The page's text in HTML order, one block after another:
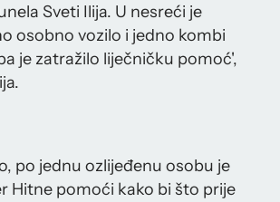
Sveti Ilija. U nesreći je
osobno vozilo i jedno kombi
je zatražilo liječničku pomoć',
po jednu ozlijeđenu osobu je
Hitne pomoći kako bi što prije